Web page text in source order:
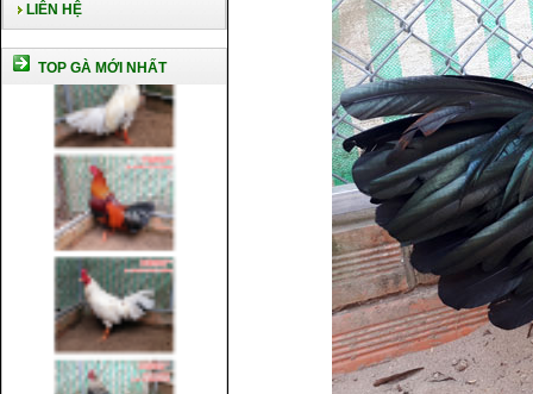
LIÊN HỆ
TOP GÀ MỚI NHẤT